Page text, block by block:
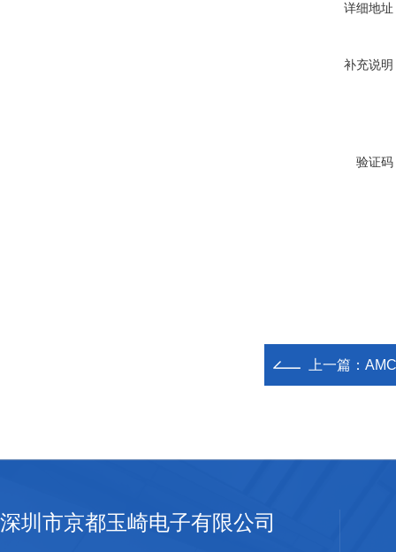
详细地址
补充说明
验证码
上一篇：
深圳市京都玉崎电子有限公司